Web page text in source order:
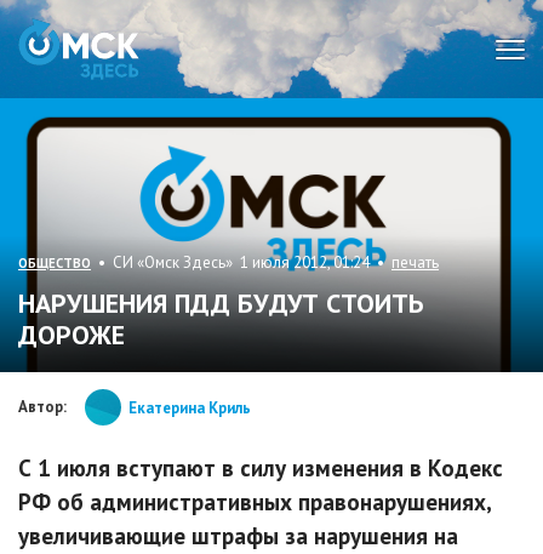
ОБЩЕСТВО • СИ «Омск Здесь» 1 июля 2012, 01:24 • печать
НАРУШЕНИЯ ПДД БУДУТ СТОИТЬ
ДОРОЖЕ
Автор: Екатерина Криль
С 1 июля вступают в силу изменения в Кодекс
РФ об административных правонарушениях,
увеличивающие штрафы за нарушения на